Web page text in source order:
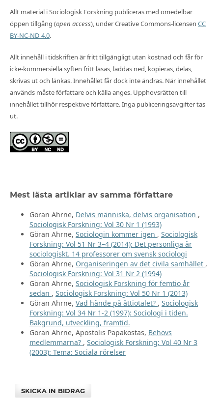
Allt material i Sociologisk Forskning publiceras med omedelbar
öppen tillgång (open access), under Creative Commons-licensen CC
BY-NC-ND 4.0.
Allt innehåll i tidskriften är fritt tillgängligt utan kostnad och får för
icke-kommersiella syften fritt läsas, laddas ned, kopieras, delas,
skrivas ut och länkas. Innehållet får dock inte ändras. När innehållet
används måste författare och källa anges. Upphovsrätten till
innehållet tillhör respektive författare. Inga publiceringsavgifter tas
ut.
Mest lästa artiklar av samma författare
Göran Ahrne, Delvis människa, delvis organisation ,
Sociologisk Forskning: Vol 30 Nr 1 (1993)
Göran Ahrne, Sociologin kommer igen , Sociologisk
Forskning: Vol 51 Nr 3–4 (2014): Det personliga är
sociologiskt. 14 professorer om svensk sociologi
Göran Ahrne, Organiseringen av det civila samhället ,
Sociologisk Forskning: Vol 31 Nr 2 (1994)
Göran Ahrne, Sociologisk Forskning för femtio år
sedan , Sociologisk Forskning: Vol 50 Nr 1 (2013)
Göran Ahrne, Vad hände på åttiotalet? , Sociologisk
Forskning: Vol 34 Nr 1-2 (1997): Sociologi i tiden.
Bakgrund, utveckling, framtid.
Göran Ahrne, Apostolis Papakostas, Behövs
medlemmarna? , Sociologisk Forskning: Vol 40 Nr 3
(2003): Tema: Sociala rörelser
SKICKA IN BIDRAG